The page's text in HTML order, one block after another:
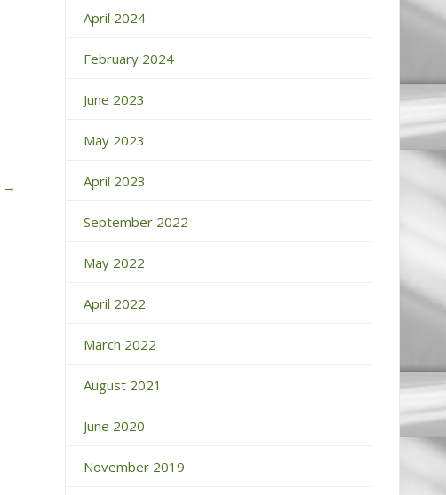
→
April 2024
February 2024
June 2023
May 2023
April 2023
September 2022
May 2022
April 2022
March 2022
August 2021
June 2020
November 2019